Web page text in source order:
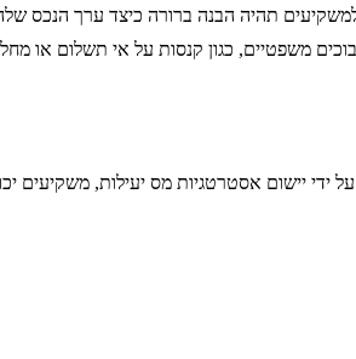
תהיה הבנה ברורה כיצד ערך הנכס
משפטיים, כגון קנסות על אי תשלום או
יישום אסטרטגיות מס יעילות, משקיעים